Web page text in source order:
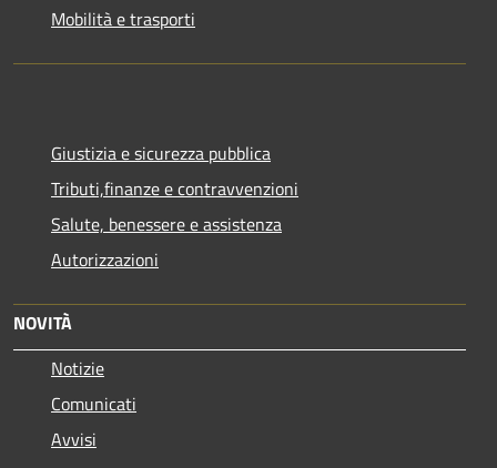
Mobilità e trasporti
Giustizia e sicurezza pubblica
Tributi,finanze e contravvenzioni
Salute, benessere e assistenza
Autorizzazioni
NOVITÀ
Notizie
Comunicati
Avvisi